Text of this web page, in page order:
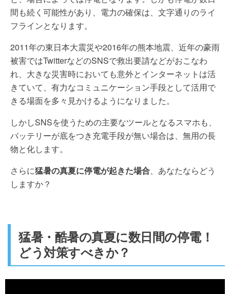
間も続く可能性があり、電力の確保は、文字通りのライ
フラインとなります。
2011年の東日本大震災や2016年の熊本地震、近年の豪雨
被害ではTwitterなどのSNSで救出要請などがおこなわ
れ、大きな災害時においても意外とインターネットは活
きていて、有力なコミュニケーション手段として活用で
きる場面を多々見かけるようになりました。
しかしSNSを使うための主要なツールとなるスマホも、
バッテリーが底をつき充電手段が無い場合は、無用の長
物と化します。
さらに猛暑の真夏に停電が起きた場合、あなたならどう
しますか？
猛暑・酷暑の真夏に数日間の停電！
どう対策すべきか？